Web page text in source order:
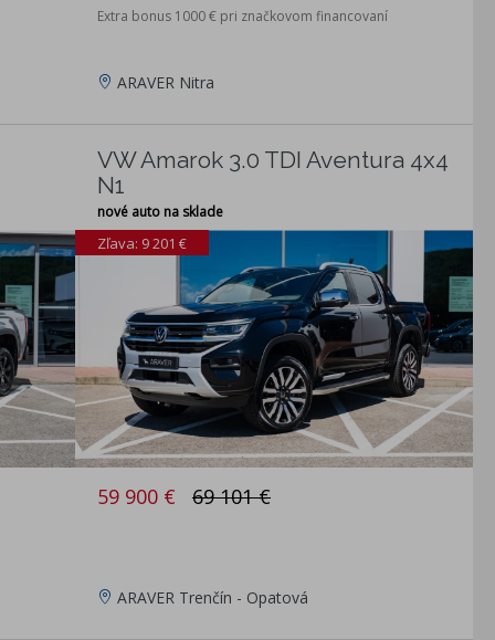
Extra bonus 1000 € pri značkovom financovaní
ARAVER Nitra
VW Amarok 3.0 TDI Aventura 4x4
N1
nové auto na sklade
Zľava: 9 201 €
59 900 € 69 101 €
ARAVER Trenčín - Opatová